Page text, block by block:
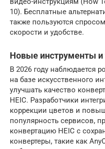
10). Бесплатные
также пользуются
скорости и удобстве.
Новые инструменты и
В 2026 году наблюдается
на базе искусственного
улучшать качество
HEIC. Разработчики
коррекции цветов и
популярность сервисов,
конвертацию HEIC с
конвертеры, такие как